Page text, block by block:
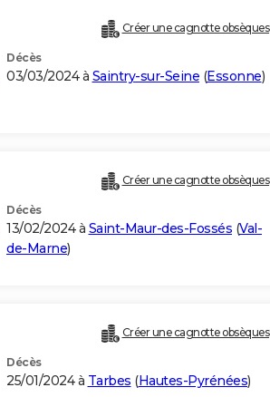
Créer une cagnotte obsèques
Décès
03/03/2024 à Saintry-sur-Seine (Essonne)
Créer une cagnotte obsèques
Décès
13/02/2024 à Saint-Maur-des-Fossés (Val-
de-Marne)
Créer une cagnotte obsèques
Décès
25/01/2024 à Tarbes (Hautes-Pyrénées)